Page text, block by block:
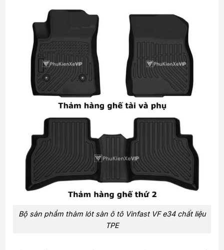
Bộ sản phẩm thảm lót sàn ô tô Vinfast VF e34 chất liệu
TPE